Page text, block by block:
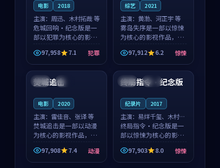
电影 2018
主演： 周迅、木村拓哉 等
危城回响·纪念版是一
部以犯罪为核心的影视
作品，围绕危机、反转
与人物成长展开，整体
节奏紧凑，值得推荐观
看。
97,958 7.1 犯罪
综艺 2021
主演： 黄渤、河正宇 等
雾岛失序是一部以惊悚
为核心的影视作品，围
绕危机、反转与人物成
长展开，整体节奏紧
凑，值得推荐观看。
97,912 6.2 惊悚
泰国 高分
焚城追击
电影 2020
主演： 雷佳音、张译 等
焚城追击是一部以动漫
为核心的影视作品，围
绕危机、反转与人物成
长展开，整体节奏紧
凑，值得推荐观看。
97,908 7.4 动漫
法国 高分
终局指令·纪念版
纪录片 2017
主演： 易烊千玺、木村拓
哉 等
终局指令·纪念版是一
部以惊悚为核心的影视
作品，围绕危机、反转
与人物成长展开，整体
节奏紧凑，值得推荐观
97,903 8.0 惊悚